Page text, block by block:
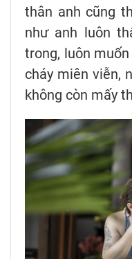
thân anh cũng
như anh luôn
trong, luôn
cháy miên viễn,
không còn mấy